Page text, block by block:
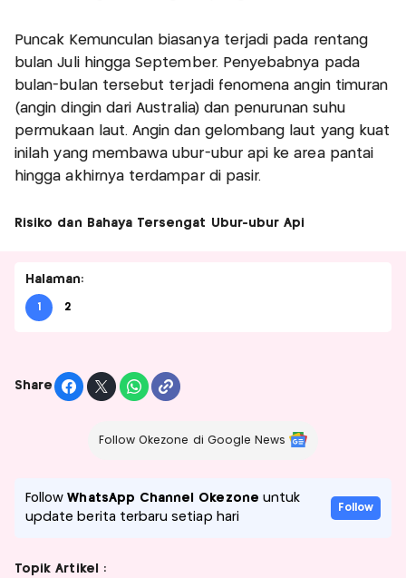
Puncak Kemunculan biasanya terjadi pada rentang
bulan Juli hingga September. Penyebabnya pada
bulan-bulan tersebut terjadi fenomena angin timuran
(angin dingin dari Australia) dan penurunan suhu
permukaan laut. Angin dan gelombang laut yang kuat
inilah yang membawa ubur-ubur api ke area pantai
hingga akhirnya terdampar di pasir.
Risiko dan Bahaya Tersengat Ubur-ubur Api
Halaman:
1 2
Share
Follow Okezone di Google News
FollowWhatsApp Channel Okezone untuk
update berita terbaru setiap hari
Follow
Topik Artikel :